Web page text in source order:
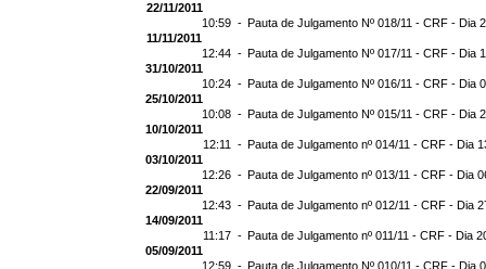
22/11/2011
10:59 - Pauta de Julgamento Nº 018/11 - CRF - Dia
11/11/2011
12:44 - Pauta de Julgamento Nº 017/11 - CRF - Dia
31/10/2011
10:24 - Pauta de Julgamento Nº 016/11 - CRF - Dia
25/10/2011
10:08 - Pauta de Julgamento Nº 015/11 - CRF - Dia
10/10/2011
12:11 - Pauta de Julgamento nº 014/11 - CRF - Dia
03/10/2011
12:26 - Pauta de Julgamento nº 013/11 - CRF - Dia
22/09/2011
12:43 - Pauta de Julgamento nº 012/11 - CRF - Dia
14/09/2011
11:17 - Pauta de Julgamento nº 011/11 - CRF - Dia
05/09/2011
12:59 - Pauta de Julgamento Nº 010/11 - CRF - Dia